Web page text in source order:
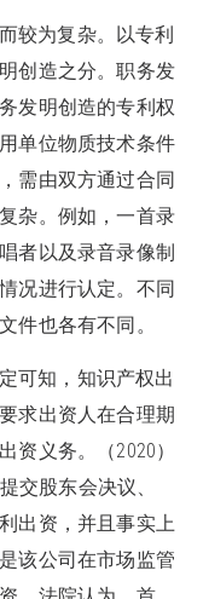
较为复杂。以专利
创造之分。职务发
发明创造的专利权
单位物质技术条件
需由双方通过合同
杂。例如，一首录
者以及录音录像制
况进行认定。不同
件也各有不同。
可知，知识产权出
求出资人在合理期
资义务。（2020）
交股东会决议、
出资，并且事实上
该公司在市场监管